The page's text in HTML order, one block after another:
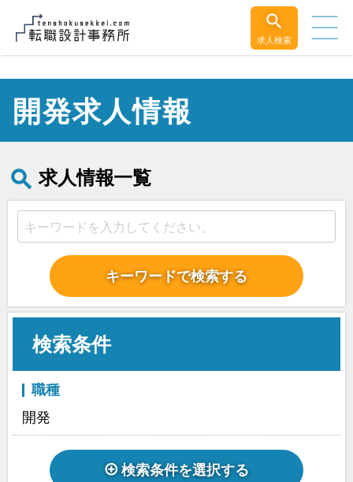
求人検索
開発求人情報
求人情報一覧
キーワードで検索する
検索条件
職種
開発
検索条件を選択する